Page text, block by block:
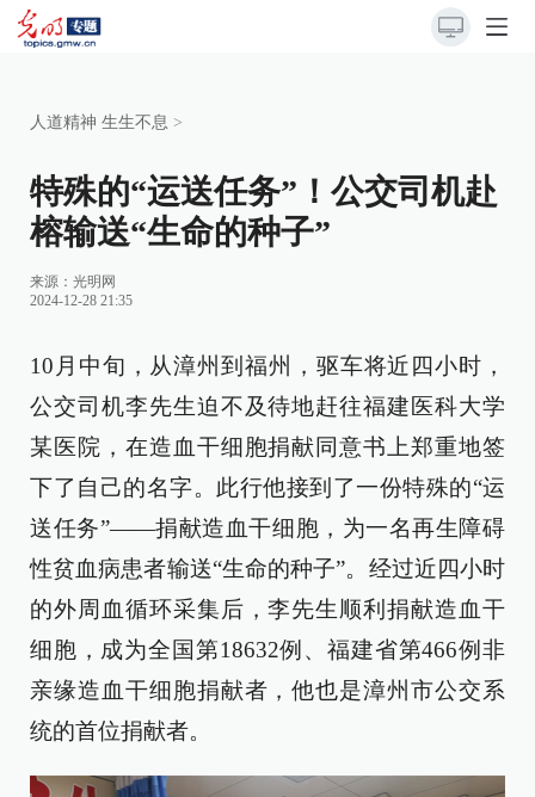
人道精神 生生不息 >
特殊的“运送任务”！公交司机赴
榕输送“生命的种子”
来源： 光明网
2024-12-28 21:35
10月中旬，从漳州到福州，驱车将近四小时，
公交司机李先生迫不及待地赶往福建医科大学
某医院，在造血干细胞捐献同意书上郑重地签
下了自己的名字。此行他接到了一份特殊的“运
送任务”——捐献造血干细胞，为一名再生障碍
性贫血病患者输送“生命的种子”。经过近四小时
的外周血循环采集后，李先生顺利捐献造血干
细胞，成为全国第18632例、福建省第466例非
亲缘造血干细胞捐献者，他也是漳州市公交系
统的首位捐献者。